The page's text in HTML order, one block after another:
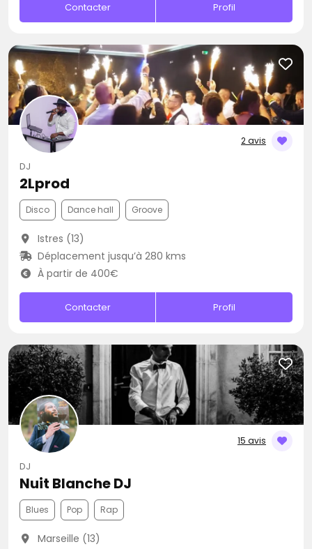
Contacter Profil
2 avis
DJ
2Lprod
Disco Dance hall Groove
Istres (13)
Déplacement jusqu’à 280 kms
À partir de 400€
Contacter Profil
15 avis
DJ
Nuit Blanche DJ
Blues Pop Rap
Marseille (13)